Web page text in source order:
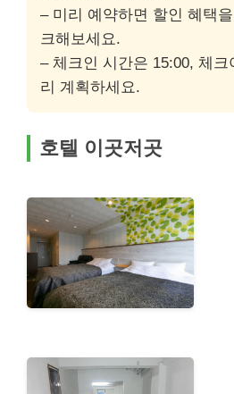
– 미리 예약하면 할인 혜택
크해보세요.
– 체크인 시간은 15:00, 체크
리 계획하세요.
호텔 이곳저곳